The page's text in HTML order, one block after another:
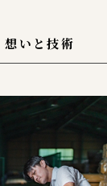
いと技術